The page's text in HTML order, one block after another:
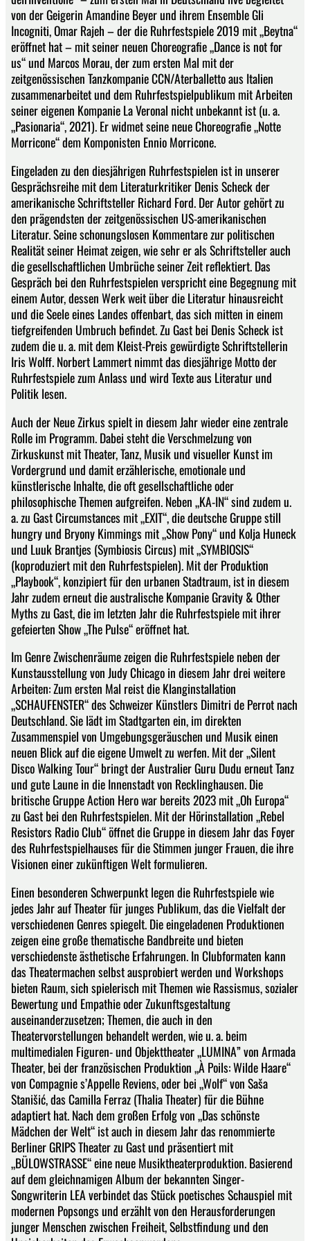
von der Geigerin Amandine Beyer und ihrem Ensemble Gli
Incogniti, Omar Rajeh – der die Ruhrfestspiele 2019 mit „Beytna“
eröffnet hat – mit seiner neuen Choreografie „Dance is not for
us“ und Marcos Morau, der zum ersten Mal mit der
zeitgenössischen Tanzkompanie CCN/Aterballetto aus Italien
zusammenarbeitet und dem Ruhrfestspielpublikum mit Arbeiten
seiner eigenen Kompanie La Veronal nicht unbekannt ist (u. a.
„Pasionaria“, 2021). Er widmet seine neue Choreografie „Notte
Morricone“ dem Komponisten Ennio Morricone.
Eingeladen zu den diesjährigen Ruhrfestspielen ist in unserer
Gesprächsreihe mit dem Literaturkritiker Denis Scheck der
amerikanische Schriftsteller Richard Ford. Der Autor gehört zu
den prägendsten der zeitgenössischen US-amerikanischen
Literatur. Seine schonungslosen Kommentare zur politischen
Realität seiner Heimat zeigen, wie sehr er als Schriftsteller auch
die gesellschaftlichen Umbrüche seiner Zeit reflektiert. Das
Gespräch bei den Ruhrfestspielen verspricht eine Begegnung mit
einem Autor, dessen Werk weit über die Literatur hinausreicht
und die Seele eines Landes offenbart, das sich mitten in einem
tiefgreifenden Umbruch befindet. Zu Gast bei Denis Scheck ist
zudem die u. a. mit dem Kleist-Preis gewürdigte Schriftstellerin
Iris Wolff. Norbert Lammert nimmt das diesjährige Motto der
Ruhrfestspiele zum Anlass und wird Texte aus Literatur und
Politik lesen.
Auch der Neue Zirkus spielt in diesem Jahr wieder eine zentrale
Rolle im Programm. Dabei steht die Verschmelzung von
Zirkuskunst mit Theater, Tanz, Musik und visueller Kunst im
Vordergrund und damit erzählerische, emotionale und
künstlerische Inhalte, die oft gesellschaftliche oder
philosophische Themen aufgreifen. Neben „KA-IN“ sind zudem u.
a. zu Gast Circumstances mit „EXIT“, die deutsche Gruppe still
hungry und Bryony Kimmings mit „Show Pony“ und Kolja Huneck
und Luuk Brantjes (Symbiosis Circus) mit „SYMBIOSIS“
(koproduziert mit den Ruhrfestspielen). Mit der Produktion
„Playbook“, konzipiert für den urbanen Stadtraum, ist in diesem
Jahr zudem erneut die australische Kompanie Gravity & Other
Myths zu Gast, die im letzten Jahr die Ruhrfestspiele mit ihrer
gefeierten Show „The Pulse“ eröffnet hat.
Im Genre Zwischenräume zeigen die Ruhrfestspiele neben der
Kunstausstellung von Judy Chicago in diesem Jahr drei weitere
Arbeiten: Zum ersten Mal reist die Klanginstallation
„SCHAUFENSTER“ des Schweizer Künstlers Dimitri de Perrot nach
Deutschland. Sie lädt im Stadtgarten ein, im direkten
Zusammenspiel von Umgebungsgeräuschen und Musik einen
neuen Blick auf die eigene Umwelt zu werfen. Mit der „Silent
Disco Walking Tour“ bringt der Australier Guru Dudu erneut Tanz
und gute Laune in die Innenstadt von Recklinghausen. Die
britische Gruppe Action Hero war bereits 2023 mit „Oh Europa“
zu Gast bei den Ruhrfestspielen. Mit der Hörinstallation „Rebel
Resistors Radio Club“ öffnet die Gruppe in diesem Jahr das Foyer
des Ruhrfestspielhauses für die Stimmen junger Frauen, die ihre
Visionen einer zukünftigen Welt formulieren.
Einen besonderen Schwerpunkt legen die Ruhrfestspiele wie
jedes Jahr auf Theater für junges Publikum, das die Vielfalt der
verschiedenen Genres spiegelt. Die eingeladenen Produktionen
zeigen eine große thematische Bandbreite und bieten
verschiedenste ästhetische Erfahrungen. In Clubformaten kann
das Theatermachen selbst ausprobiert werden und Workshops
bieten Raum, sich spielerisch mit Themen wie Rassismus, sozialer
Bewertung und Empathie oder Zukunftsgestaltung
auseinanderzusetzen; Themen, die auch in den
Theatervorstellungen behandelt werden, wie u. a. beim
multimedialen Figuren- und Objekttheater „LUMINA” von Armada
Theater, bei der französischen Produktion „À Poils: Wilde Haare“
von Compagnie s’Appelle Reviens, oder bei „Wolf“ von Saša
Stanišić, das Camilla Ferraz (Thalia Theater) für die Bühne
adaptiert hat. Nach dem großen Erfolg von „Das schönste
Mädchen der Welt“ ist auch in diesem Jahr das renommierte
Berliner GRIPS Theater zu Gast und präsentiert mit
„BÜLOWSTRASSE“ eine neue Musiktheaterproduktion. Basierend
auf dem gleichnamigen Album der bekannten Singer-
Songwriterin LEA verbindet das Stück poetisches Schauspiel mit
modernen Popsongs und erzählt von den Herausforderungen
junger Menschen zwischen Freiheit, Selbstfindung und den